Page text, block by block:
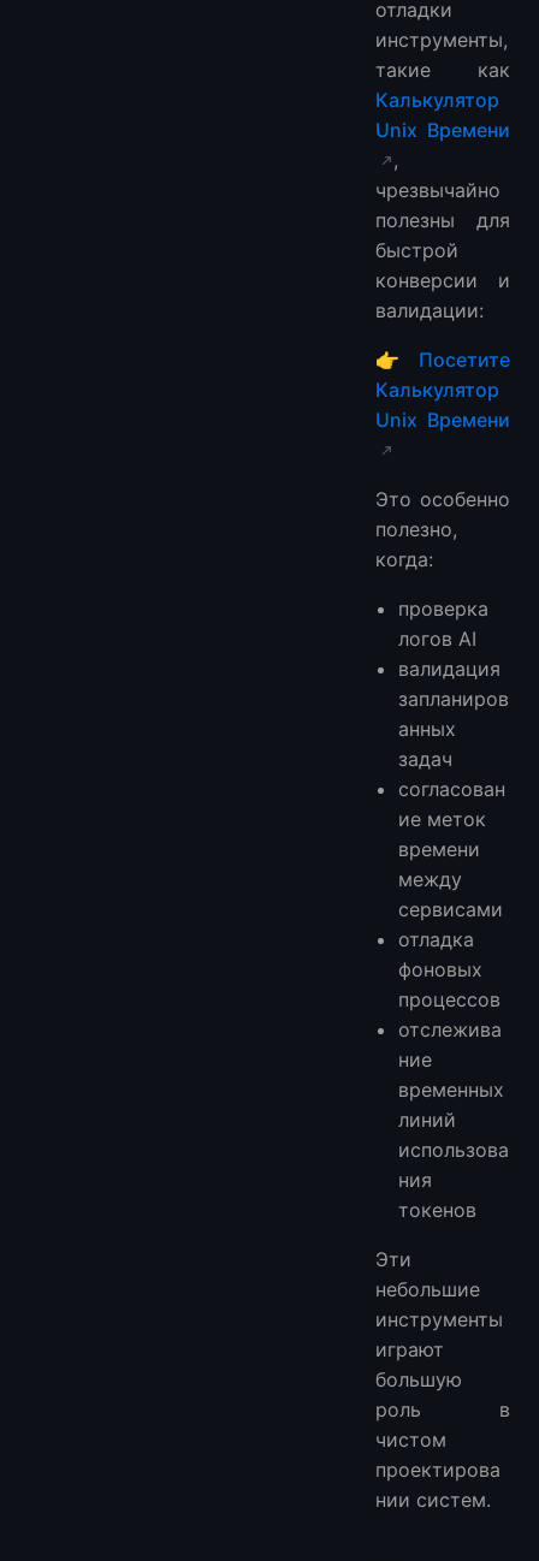
отладки
инструменты,
такие как
Калькулятор
Unix Времени
,
чрезвычайно
полезны для
быстрой
конверсии и
валидации:
👉 Посетите
Калькулятор
Unix Времени
Это особенно
полезно,
когда:
проверка
логов AI
валидация
запланиров
анных
задач
согласован
ие меток
времени
между
сервисами
отладка
фоновых
процессов
отслежива
ние
временных
линий
использова
ния
токенов
Эти
небольшие
инструменты
играют
большую
роль в
чистом
проектирова
нии систем.